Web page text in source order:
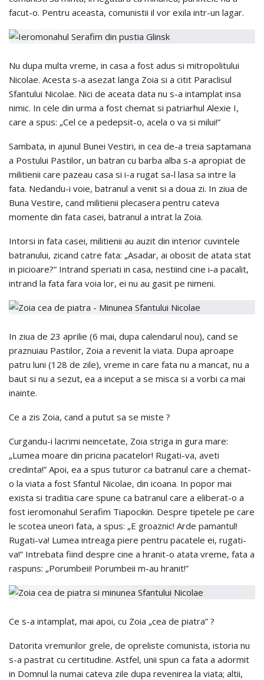
facut-o. Pentru aceasta, comunistii il vor exila intr-un lagar.
Nu dupa multa vreme, in casa a fost adus si mitropolitului
Nicolae. Acesta s-a asezat langa Zoia si a citit Paraclisul
Sfantului Nicolae. Nici de aceata data nu s-a intamplat insa
nimic. In cele din urma a fost chemat si patriarhul Alexie I,
care a spus: „Cel ce a pedepsit-o, acela o va si milui!”
Sambata, in ajunul Bunei Vestiri, in cea de-a treia saptamana
a Postului Pastilor, un batran cu barba alba s-a apropiat de
militienii care pazeau casa si i-a rugat sa-l lasa sa intre la
fata. Nedandu-i voie, batranul a venit si a doua zi. In ziua de
Buna Vestire, cand militienii plecasera pentru cateva
momente din fata casei, batranul a intrat la Zoia.
Intorsi in fata casei, militienii au auzit din interior cuvintele
batranului, zicand catre fata: „Asadar, ai obosit de atata stat
in picioare?” Intrand speriati in casa, nestiind cine i-a pacalit,
intrand la fata fara voia lor, ei nu au gasit pe nimeni.
In ziua de 23 aprilie (6 mai, dupa calendarul nou), cand se
praznuiau Pastilor, Zoia a revenit la viata. Dupa aproape
patru luni (128 de zile), vreme in care fata nu a mancat, nu a
baut si nu a sezut, ea a inceput a se misca si a vorbi ca mai
inainte.
Ce a zis Zoia, cand a putut sa se miste ?
Curgandu-i lacrimi neincetate, Zoia striga in gura mare:
„Lumea moare din pricina pacatelor! Rugati-va, aveti
credinta!” Apoi, ea a spus tuturor ca batranul care a chemat-
o la viata a fost Sfantul Nicolae, din icoana. In popor mai
exista si traditia care spune ca batranul care a eliberat-o a
fost ieromonahul Serafim Tiapocikin. Despre tipetele pe care
le scotea uneori fata, a spus: „E groaznic! Arde pamantul!
Rugati-va! Lumea intreaga piere pentru pacatele ei, rugati-
va!” Intrebata fiind despre cine a hranit-o atata vreme, fata a
raspuns: „Porumbeii! Porumbeii m-au hranit!”
Ce s-a intamplat, mai apoi, cu Zoia „cea de piatra” ?
Datorita vremurilor grele, de opreliste comunista, istoria nu
s-a pastrat cu certitudine. Astfel, unii spun ca fata a adormit
in Domnul la numai cateva zile dupa revenirea la viata; altii,